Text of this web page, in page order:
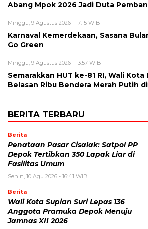
Abang Mpok 2026 Jadi Duta
Minggu, 9 Agustus 2026 - 17:15 WIB
Karnaval Kemerdekaan, Sasana
Go Green
Minggu, 9 Agustus 2026 - 13:57 WIB
Semarakkan HUT ke-81 RI, Wali
Belasan Ribu Bendera Merah Putih
BERITA TERBARU
Berita
Penataan Pasar Cisalak: Satpol PP
Depok Tertibkan 350 Lapak Liar di
Fasilitas Umum
Senin, 10 Agu 2026 - 16:41 WIB
Berita
Wali Kota Supian Suri Lepas 136
Anggota Pramuka Depok Menuju
Jamnas XII 2026